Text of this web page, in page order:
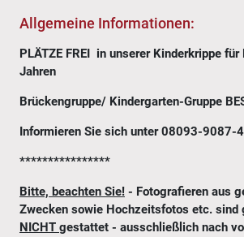
Allgemeine Informationen:
PLÄTZE FREI in unserer Kinderkrippe
Jahren
Brückengruppe/ Kindergarten-Gruppe
Informieren Sie sich unter 08093-9087-
****************
Bitte, beachten Sie! - Fotografieren aus
Zwecken sowie Hochzeitsfotos etc. sind
NICHT gestattet - ausschließlich nach